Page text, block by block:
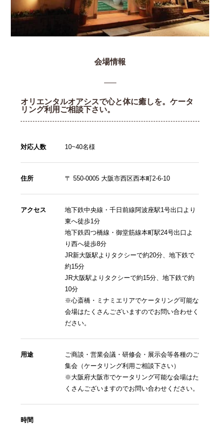
会場情報
オリエンタルオアシスで心と体に癒しを。ケータ
リング利用ご相談下さい。
対応人数 10~40名様
住所 〒 550-0005 大阪市西区西本町2-6-10
アクセス
地下鉄中央線・千日前線阿波座駅1号出口より
東へ徒歩1分
地下鉄四つ橋線・御堂筋線本町駅24号出口よ
り西へ徒歩8分
JR新大阪駅よりタクシーで約20分、地下鉄で
約15分
JR大阪駅よりタクシーで約15分、地下鉄で約
10分
※心斎橋・ミナミエリアでケータリング可能な
会場はたくさんございますのでお問い合わせく
ださい。
用途
ご商談・営業会議・研修会・展示会等各種のご
集会（ケータリング利用ご相談下さい）
※大阪府大阪市でケータリング可能な会場はた
くさんございますのでお問い合わせください。
時間